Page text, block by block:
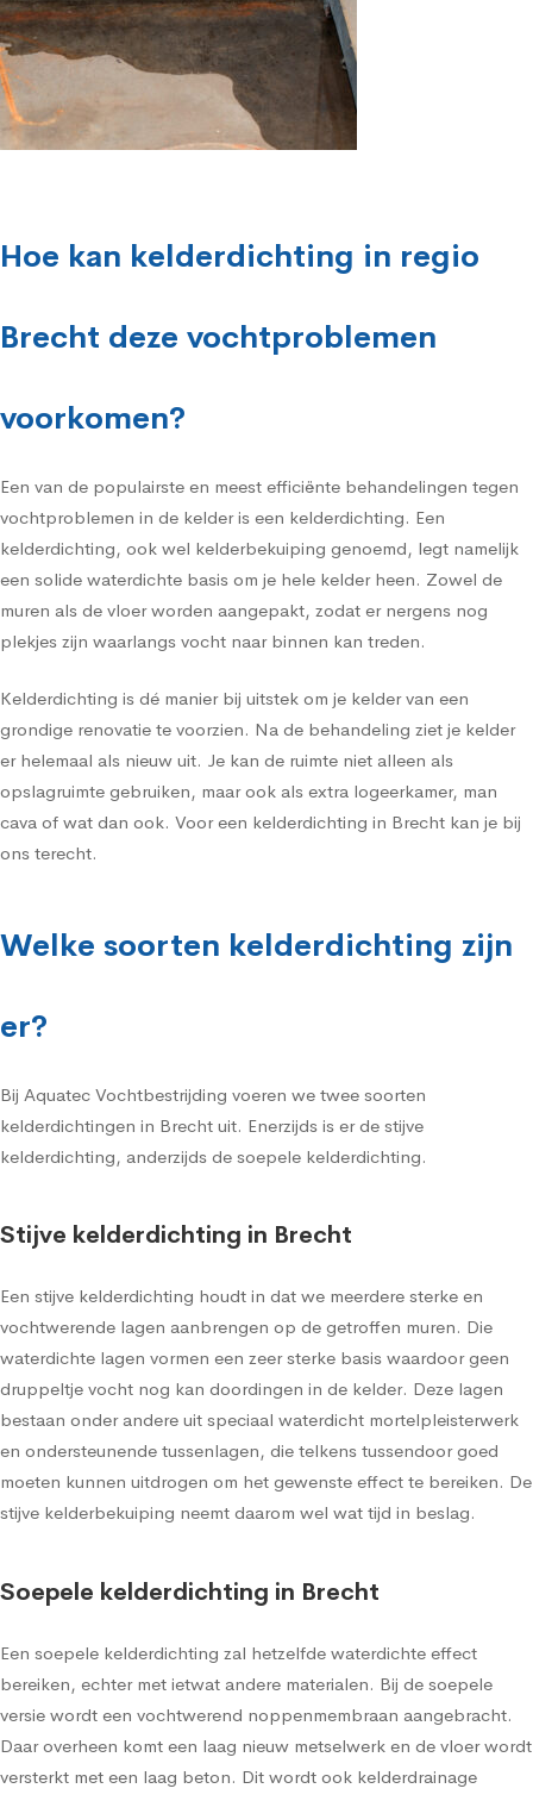
Hoe kan kelderdichting in regio
Brecht deze vochtproblemen
voorkomen?
Een van de populairste en meest efficiënte behandelingen tegen
vochtproblemen in de kelder is een kelderdichting. Een
kelderdichting, ook wel kelderbekuiping genoemd, legt namelijk
een solide waterdichte basis om je hele kelder heen. Zowel de
muren als de vloer worden aangepakt, zodat er nergens nog
plekjes zijn waarlangs vocht naar binnen kan treden.
Kelderdichting is dé manier bij uitstek om je kelder van een
grondige renovatie te voorzien. Na de behandeling ziet je kelder
er helemaal als nieuw uit. Je kan de ruimte niet alleen als
opslagruimte gebruiken, maar ook als extra logeerkamer, man
cava of wat dan ook. Voor een kelderdichting in Brecht kan je bij
ons terecht.
Welke soorten kelderdichting zijn
er?
Bij Aquatec Vochtbestrijding voeren we twee soorten
kelderdichtingen in Brecht uit. Enerzijds is er de stijve
kelderdichting, anderzijds de soepele kelderdichting.
Stijve kelderdichting in Brecht
Een stijve kelderdichting houdt in dat we meerdere sterke en
vochtwerende lagen aanbrengen op de getroffen muren. Die
waterdichte lagen vormen een zeer sterke basis waardoor geen
druppeltje vocht nog kan doordingen in de kelder. Deze lagen
bestaan onder andere uit speciaal waterdicht mortelpleisterwerk
en ondersteunende tussenlagen, die telkens tussendoor goed
moeten kunnen uitdrogen om het gewenste effect te bereiken. De
stijve kelderbekuiping neemt daarom wel wat tijd in beslag.
Soepele kelderdichting in Brecht
Een soepele kelderdichting zal hetzelfde waterdichte effect
bereiken, echter met ietwat andere materialen. Bij de soepele
versie wordt een vochtwerend noppenmembraan aangebracht.
Daar overheen komt een laag nieuw metselwerk en de vloer wordt
versterkt met een laag beton. Dit wordt ook kelderdrainage